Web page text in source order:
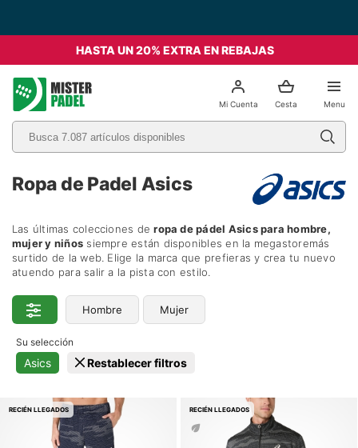
HASTA UN 20% EXTRA EN REBAJAS
Menu
Cesta
Mi Cuenta
Ropa de Padel Asics
Las últimas colecciones deropa de pádel Asicspara hombre,
mujer y niños siempre están disponibles en la megastoremás
surtido de la web. Elige la marca que prefieras y crea tu nuevo
atuendo para salir a la pista con estilo.
Hombre Mujer
Su selección
Asics Restablecer filtros
RECIÉN LLEGADOS RECIÉN LLEGADOS